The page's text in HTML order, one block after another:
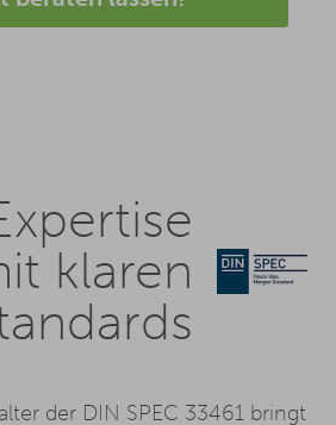
klaren
der DIN SPEC 33461 bringt